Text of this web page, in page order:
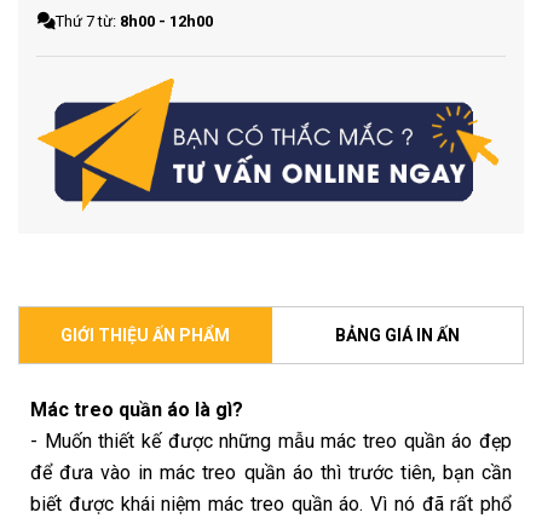
Thứ 7 từ: 8h00 - 12h00
GIỚI THIỆU ẤN PHẨM BẢNG GIÁ IN ẤN
Mác treo quần áo là gì?
- Muốn thiết kế được những mẫu mác treo quần áo đẹp
để đưa vào in mác treo quần áo thì trước tiên, bạn cần
biết được khái niệm mác treo quần áo. Vì nó đã rất phổ